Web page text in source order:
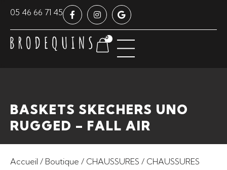
05 46 66 71 45
0
BASKETS SKECHERS UNO
RUGGED – FALL AIR
Accueil / Boutique / CHAUSSURES / CHAUSSURES
Panneau de gestion des cookies